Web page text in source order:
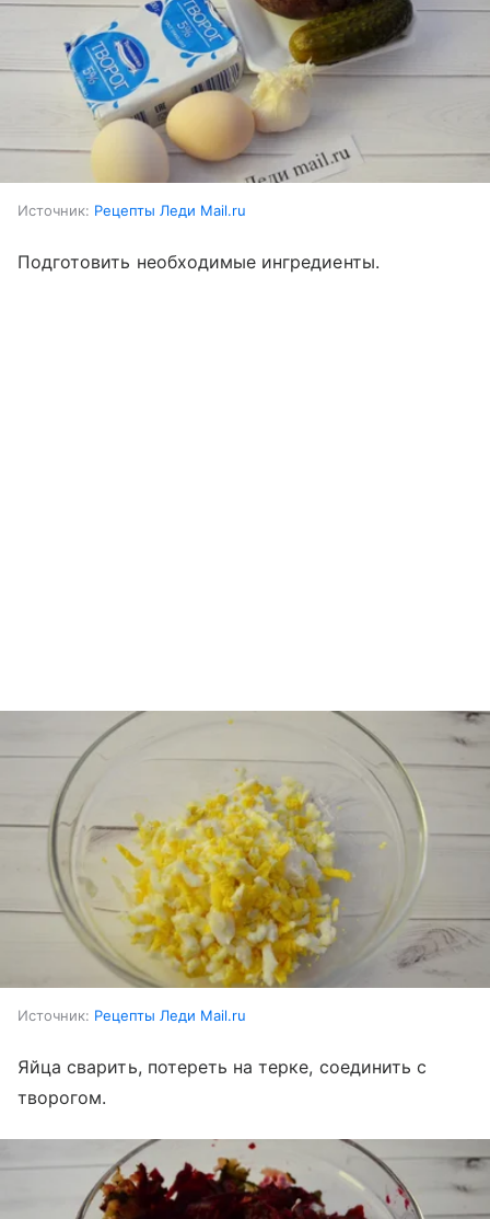
Источник: Рецепты Леди Mail.ru
Подготовить необходимые ингредиенты.
Источник: Рецепты Леди Mail.ru
Яйца сварить, потереть на терке, соединить с
творогом.